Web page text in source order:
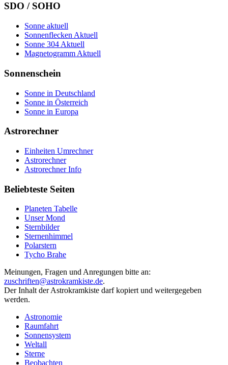
SDO / SOHO
Sonne aktuell
Sonnenflecken Aktuell
Sonne 304 Aktuell
Magnetogramm Aktuell
Sonnenschein
Sonne in Deutschland
Sonne in Österreich
Sonne in Europa
Astrorechner
Einheiten Umrechner
Astrorechner
Astrorechner Info
Beliebteste Seiten
Planeten Tabelle
Unser Mond
Sternbilder
Sternenhimmel
Polarstern
Tycho Brahe
Meinungen, Fragen und Anregungen bitte an:
zuschriften@astrokramkiste.de.
Der Inhalt der Astrokramkiste darf kopiert und weitergegeben
werden.
Astronomie
Raumfahrt
Sonnensystem
Weltall
Sterne
Beobachten